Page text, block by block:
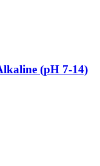
(pH 7-14)